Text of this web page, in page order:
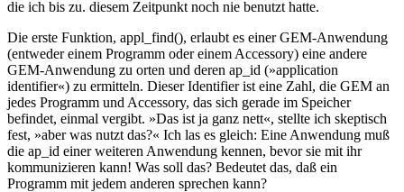
die ich bis zu. diesem Zeitpunkt noch nie benutzt hatte.
Die erste Funktion, appl_find(), erlaubt es einer GEM-Anwendung
(entweder einem Programm oder einem Accessory) eine andere
GEM-Anwendung zu orten und deren ap_id (»application
identifier«) zu ermitteln. Dieser Identifier ist eine Zahl, die GEM an
jedes Programm und Accessory, das sich gerade im Speicher
befindet, einmal vergibt. »Das ist ja ganz nett«, stellte ich skeptisch
fest, »aber was nutzt das?« Ich las es gleich: Eine Anwendung muß
die ap_id einer weiteren Anwendung kennen, bevor sie mit ihr
kommunizieren kann! Was soll das? Bedeutet das, daß ein
Programm mit jedem anderen sprechen kann?